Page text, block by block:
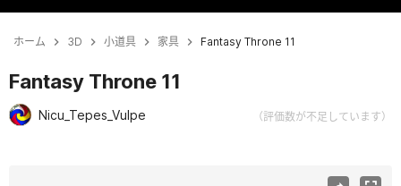
ホーム 3D 小道具 家具 Fantasy Throne 11
Fantasy Throne 11
Nicu_Tepes_Vulpe （評価数が不足しています）